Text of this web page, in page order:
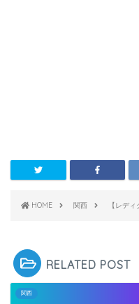
HOME 関西 【レデ
RELATED POST
関西